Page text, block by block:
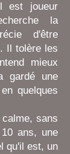
est joueur
la
d'être
Il tolère les
mieux
gardé une
quelques
sans
ans, une
qu'il est, un